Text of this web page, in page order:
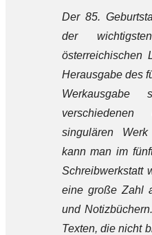
Der 85.
der
österreichischen
Herausgabe des
singulären
kann man im
Schreibwerkstatt
eine große Zahl
und
Texten, die nicht